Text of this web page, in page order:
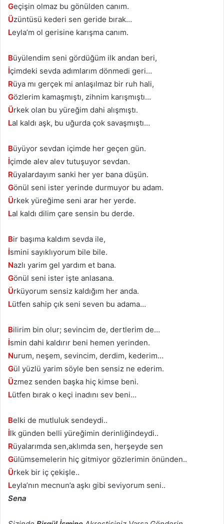
Geçişin olmaz bu gönülden canım.
Üzüntüsü kederi sen geride bırak…
Leyla’m ol gerisine karışma canım.
Büyülendim seni gördüğüm ilk andan beri,
İçimdeki sevda adımlarım dönmedi geri…
Rüya mı gerçek mi anlaşılmaz bir ruh hali,
Gözlerim kamaşmıştı, zihnim karışmıştı…
Ürkek olan bu yüreğim dahi alışmıştı.
Lal kaldı aşk, bu uğurda çok savaşmıştı…
Büyüyor sevdan içimde her geçen gün.
İçimde alev alev tutuşuyor sevdan.
Rüyalardayım sanki her yer bana düşün.
Gönül seni ister yerinde durmuyor bu adam.
Ürkek yüreğime seni arar her yerde.
Lal kaldı dilim çare sensin bu derde.
Bir başıma kaldım sevda ile,
İsmini sayıklıyorum bile bile.
Nazlı yarim gel yardım et bana.
Gönül seni ister işte anlasana.
Ürküyorum sensiz kaldığım her anda.
Lütfen sahip çık seni seven bu adama…
Bilirim bin olur; sevincim de, dertlerim de…
İsmin dahi kaldırır beni hemen yerinden.
Nurum, neşem, sevincim, derdim, kederim…
Gül yüzlü yarim söyle ben sensiz ne ederim.
Üzmez senden başka hiç kimse beni.
Lütfen bırak o keçi inadını sev beni…
Belki de mutluluk sendeydi..
İlk günden belli yüreğimin derinliğindeydi..
Rüyalarımda sen,aklımda sen, herşeyde sen
Gülümsemelerin hiç gitmiyor gözlerimin önünden..
Ürkek bir iç çekişle..
Leyla’nın mecnun’a aşkı gibi seviyorum seni..
Sena